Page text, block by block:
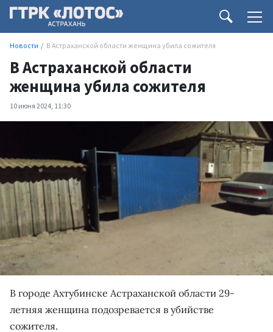
Новости В Астраханской области женщина убила сожителя
В Астраханской области
женщина убила сожителя
10 июня 2024, 11:30
В городе Ахтубинске Астраханской области 29-
летняя женщина подозревается в убийстве
сожителя.